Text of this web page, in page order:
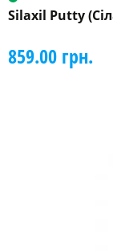
Silaxil Putty
859.00 грн.